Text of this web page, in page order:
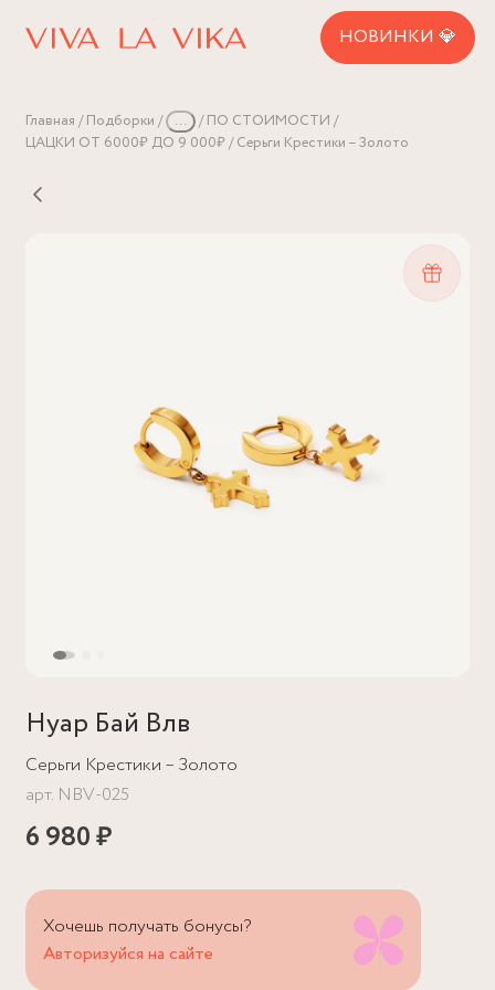
НОВИНКИ 💎
Главная Подборки ...
ПО СТОИМОСТИ
ЦАЦКИ ОТ 6000₽ ДО 9 000₽ Серьги Крестики – Золото
Нуар Бай Влв
Серьги Крестики – Золото
арт. NBV-025
6 980 ₽
Хочешь получать бонусы?
Авторизуйся на сайте